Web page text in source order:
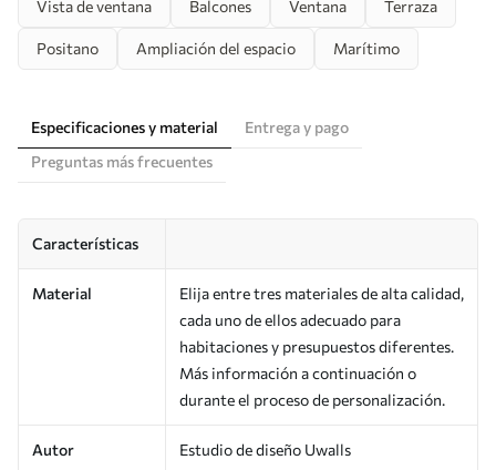
Vista de ventana Balcones Ventana Terraza
Positano Ampliación del espacio Marítimo
Especificaciones y material
Entrega y pago
Preguntas más frecuentes
Características
Material
Elija entre tres materiales de alta calidad,
cada uno de ellos adecuado para
habitaciones y presupuestos diferentes.
Más información a continuación o
durante el proceso de personalización.
Autor Estudio de diseño Uwalls